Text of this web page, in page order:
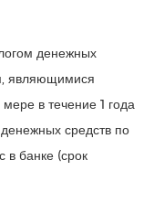
денежных
являющимися
в течение 1 года
средств по
в банке (срок